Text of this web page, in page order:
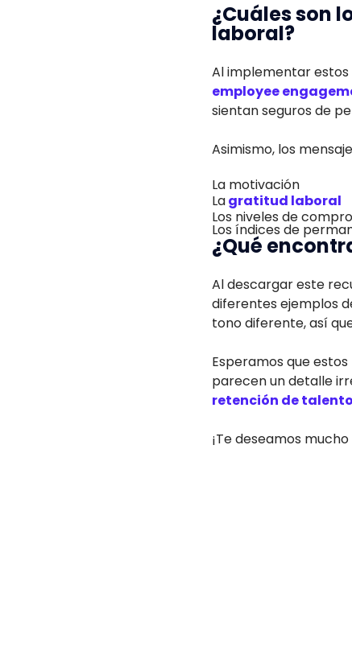
¿Cuáles son
laboral?
Al implementar
employee
sientan seguros de
Asimismo, los
La motivación
Lagratitud laboral
Los niveles de
Los índices de
¿Qué
Al descargar este
diferentes ejemplos
tono diferente, así
Esperamos que
parecen un detalle
retención de talento
¡Te deseamos